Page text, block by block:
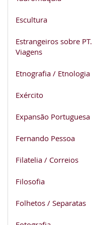
Escultura
Estrangeiros sobre PT.
Viagens
Etnografia / Etnologia
Exército
Expansão Portuguesa
Fernando Pessoa
Filatelia / Correios
Filosofia
Folhetos / Separatas